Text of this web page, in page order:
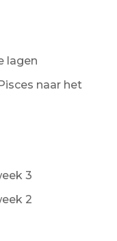
lagen
naar het
3
2